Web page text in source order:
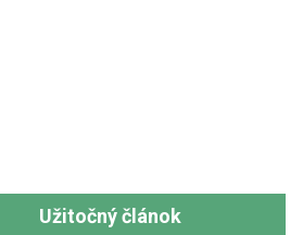
Užitočný článok